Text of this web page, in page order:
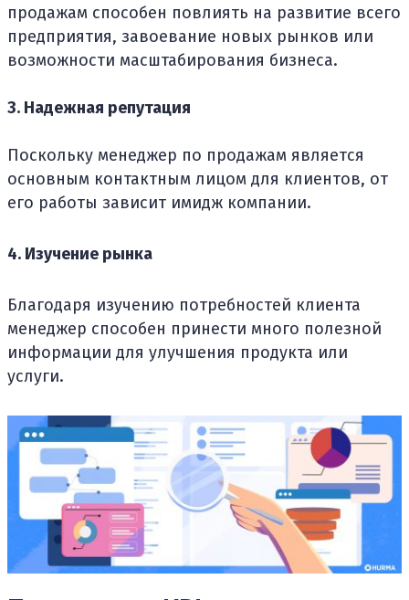
продажам способен повлиять на развитие всего
предприятия, завоевание новых рынков или
возможности масштабирования бизнеса.
3. Надежная репутация
Поскольку менеджер по продажам является
основным контактным лицом для клиентов, от
его работы зависит имидж компании.
4. Изучение рынка
Благодаря изучению потребностей клиента
менеджер способен принести много полезной
информации для улучшения продукта или
услуги.